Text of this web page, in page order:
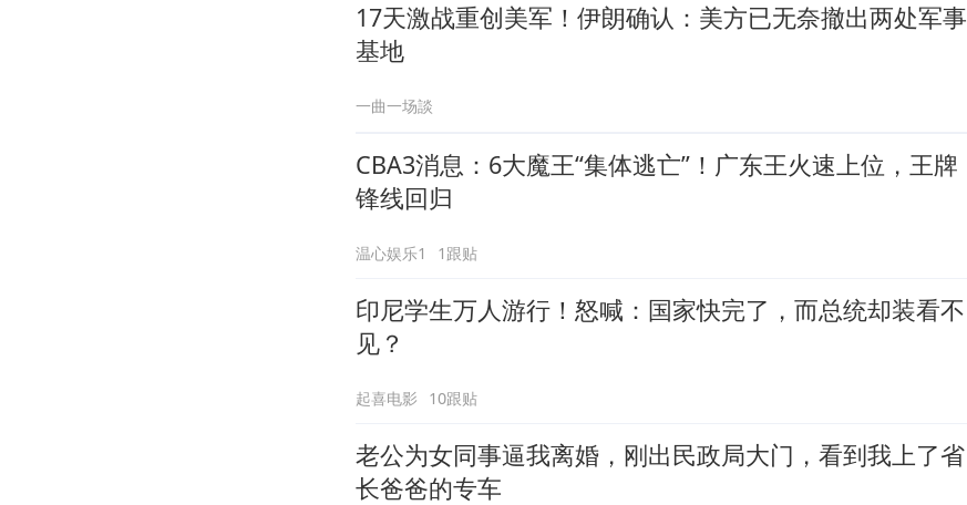
17天激战重创美军！伊朗确认：美方已无奈撤出两处军事
基地
一曲一场談
CBA3消息：6大魔王“集体逃亡”！广东王火速上位，王牌
锋线回归
温心娱乐1 1跟贴
印尼学生万人游行！怒喊：国家快完了，而总统却装看不
见？
起喜电影 10跟贴
老公为女同事逼我离婚，刚出民政局大门，看到我上了省
长爸爸的专车